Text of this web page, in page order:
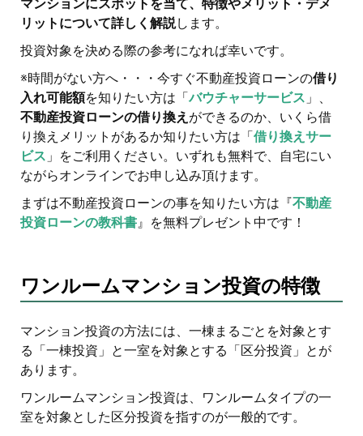
マンションにスポットを当て、特徴やメリット・デメ
リットについて詳しく解説します。
投資対象を決める際の参考になれば幸いです。
※時間がない方へ・・・今すぐ不動産投資ローンの借り
入れ可能額を知りたい方は「バウチャーサービス 」、
不動産投資ローンの借り換え ができるのか、いくら借
り換えメリットがあるか知りたい方は「 借り換えサー
ビス 」をご利用ください。いずれも無料で、自宅にい
ながらオンラインでお申し込み頂けます。
まずは不動産投資ローンの事を知りたい方は『不動産
投資ローンの教科書』を無料プレゼント中です！
ワンルームマンション投資の特徴
マンション投資の方法には、一棟まるごとを対象とす
る「一棟投資」と一室を対象とする「区分投資」とが
あります。
ワンルームマンション投資は、ワンルームタイプの一
室を対象とした区分投資を指すのが一般的です。